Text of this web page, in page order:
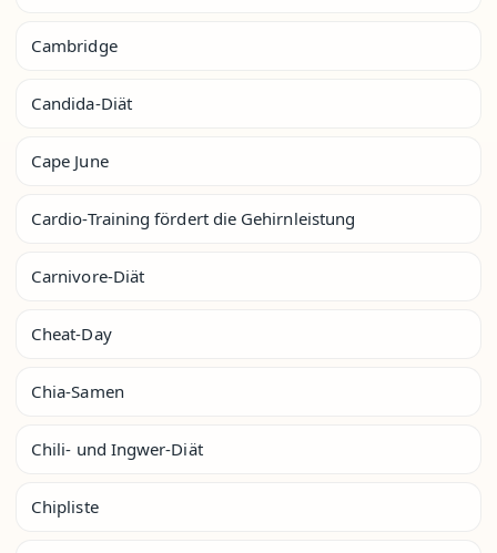
Cambridge
Candida-Diät
Cape June
Cardio-Training fördert die Gehirnleistung
Carnivore-Diät
Cheat-Day
Chia-Samen
Chili- und Ingwer-Diät
Chipliste